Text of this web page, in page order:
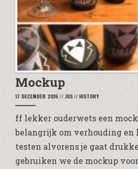
Mockup
17 DECEMBER 2016 // JOS// HISTORY
ff lekker ouderwets een
belangrijk om verhouding en
testen alvorens je gaat
gebruiken we de mockup